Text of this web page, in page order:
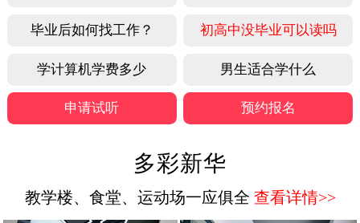
毕业后如何找工作？ 初高中没毕业可以读吗
学计算机学费多少 男生适合学什么
申请试听 预约报名
多彩新华
教学楼、食堂、运动场一应俱全 查看详情>>